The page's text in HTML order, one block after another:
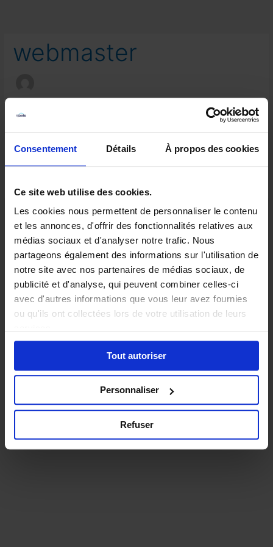
Consentement Détails À propos des cookies
Ce site web utilise des cookies.
Les cookies nous permettent de personnaliser le contenu
et les annonces, d'offrir des fonctionnalités relatives aux
médias sociaux et d'analyser notre trafic. Nous
partageons également des informations sur l'utilisation de
notre site avec nos partenaires de médias sociaux, de
publicité et d'analyse, qui peuvent combiner celles-ci
avec d'autres informations que vous leur avez fournies
ou qu'ils ont collectées lors de votre utilisation de leurs
Tout autoriser
Personnaliser
Refuser
webmaster
Il semble que nous ne pouvons pas trouver le contenu